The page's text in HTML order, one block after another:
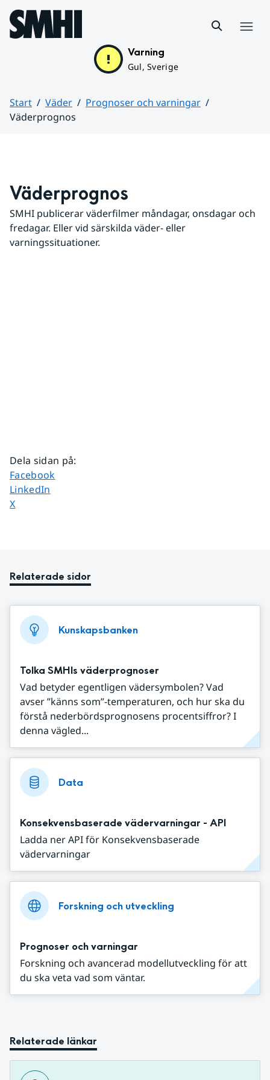
Hoppa till sidans innehåll
Varning
Gul, Sverige
Start Väder
Prognoser och varningar
Väderprognos
Väderprognos
SMHI publicerar väderfilmer måndagar, onsdagar och
fredagar. Eller vid särskilda väder- eller
varningssituationer.
Dela sidan på:
Dela sidan på
Facebook
Dela sidan på
LinkedIn
Dela sidan på
X
Relaterade sidor
Kunskapsbanken
Tolka SMHIs väderprognoser
Vad betyder egentligen vädersymbolen? Vad
avser ”känns som”-temperaturen, och hur ska du
förstå nederbördsprognosens procentsiffror? I
denna vägled...
Data
Konsekvensbaserade vädervarningar - API
Ladda ner API för Konsekvensbaserade
vädervarningar
Forskning och utveckling
Prognoser och varningar
Forskning och avancerad modellutveckling för att
du ska veta vad som väntar.
Relaterade länkar